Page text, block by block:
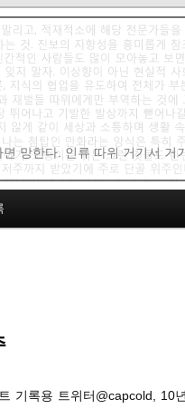
망한다. 인류 따위 거기서 거
기록용 트위터@capcold, 10